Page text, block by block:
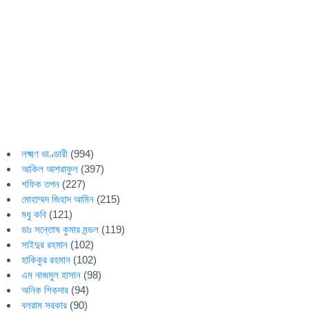
লক্ষ্মণ ভাণ্ডারী (994)
আকিল আশরাফুল (397)
শফিক তপন (227)
মোহাম্মদ জিহাদ আমিন (215)
মধু কবি (121)
ডাঃ সন্তোষ কুমার মন্ডল (119)
সাইদুর রহমান (102)
হাকিকুর রহমান (102)
এম নাজমুল হাসান (98)
অনিক শিকদার (94)
বলরাম সরকার (90)